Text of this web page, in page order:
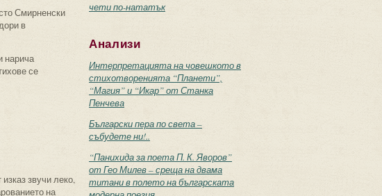
Смирненски
в
нарича
се
звучи леко,
на
чети по-нататък
Анализи
Интерпретацията на човешкото в
стихотворенията “Планети”,
“Магия” и “Икар” от Станка
Пенчева
Български пера по света –
събудете ни!..
“Панихида за поета П. К. Яворов”
от Гео Милев – среща на двама
титани в полето на българската